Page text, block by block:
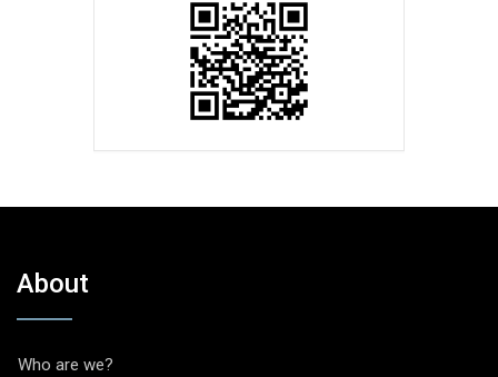
About
Who are we?